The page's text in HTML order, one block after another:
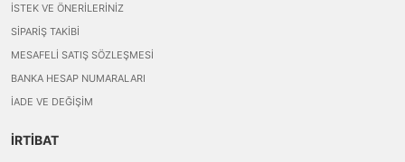
İSTEK VE ÖNERILERINIZ
SIPARIŞ TAKIBI
MESAFELI SATIŞ SÖZLEŞMESI
BANKA HESAP NUMARALARI
İADE VE DEĞIŞIM
İRTİBAT